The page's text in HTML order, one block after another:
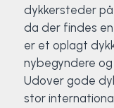
dykkersteder
da der findes
er et oplagt
nybegyndere
Udover gode
stor